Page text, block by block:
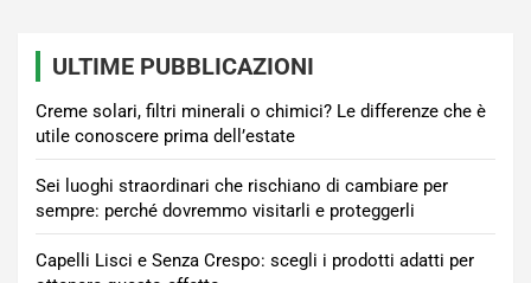
ULTIME PUBBLICAZIONI
Creme solari, filtri minerali o chimici? Le differenze che è
utile conoscere prima dell’estate
Sei luoghi straordinari che rischiano di cambiare per
sempre: perché dovremmo visitarli e proteggerli
Capelli Lisci e Senza Crespo: scegli i prodotti adatti per